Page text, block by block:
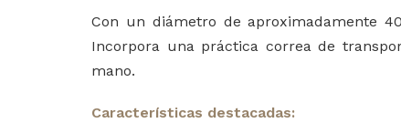
Con un diámetro de aproximadamente
Incorpora una práctica correa de
mano.
Características destacadas: